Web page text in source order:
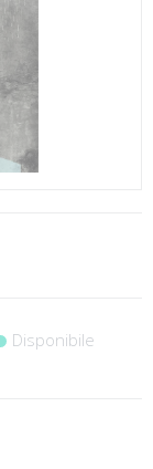
Disponibile